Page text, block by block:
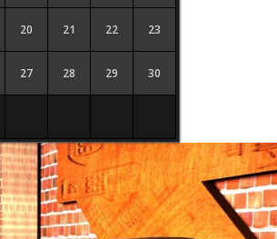
20 21 22 23
27 28 29 30